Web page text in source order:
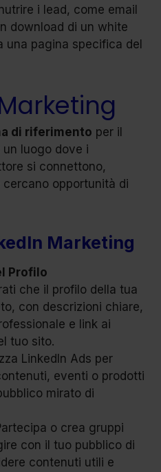
i lead, come email
download di un white
una pagina specifica del
di riferimento per il
un luogo dove i
si connettono,
opportunità di
Marketing
Profilo
che il profilo della tua
con descrizioni chiare,
e link ai
tuo sito.
LinkedIn Ads per
eventi o prodotti
mirato di
o crea gruppi
con il tuo pubblico di
contenuti utili e